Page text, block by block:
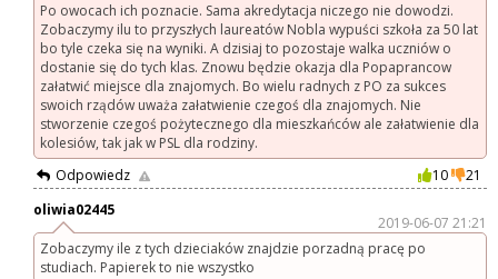
Po owocach ich poznacie. Sama akredytacja niczego nie dowodzi.
Zobaczymy ilu to przyszłych laureatów Nobla wypuści szkoła za 50 lat
bo tyle czeka się na wyniki. A dzisiaj to pozostaje walka uczniów o
dostanie się do tych klas. Znowu będzie okazja dla Popaprancow
załatwić miejsce dla znajomych. Bo wielu radnych z PO za sukces
swoich rządów uważa załatwienie czegoś dla znajomych. Nie
stworzenie czegoś pożytecznego dla mieszkańców ale załatwienie dla
kolesiów, tak jak w PSL dla rodziny.
Odpowiedz
10
21
oliwia02445
2019-06-07 21:21
Zobaczymy ile z tych dzieciaków znajdzie porzadną pracę po
studiach. Papierek to nie wszystko